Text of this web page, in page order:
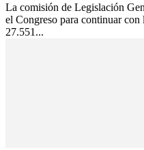
La comisión de Legislación
el Congreso para continuar
27.551...